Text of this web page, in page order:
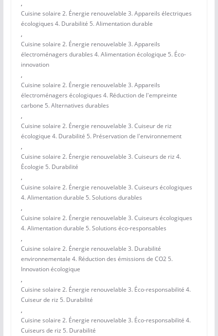
,
Cuisine solaire 2. Énergie renouvelable 3. Appareils électriques
écologiques 4. Durabilité 5. Alimentation durable
,
Cuisine solaire 2. Énergie renouvelable 3. Appareils
électroménagers durables 4. Alimentation écologique 5. Éco-
innovation
,
Cuisine solaire 2. Énergie renouvelable 3. Appareils
électroménagers écologiques 4. Réduction de l'empreinte
carbone 5. Alternatives durables
,
Cuisine solaire 2. Énergie renouvelable 3. Cuiseur de riz
écologique 4. Durabilité 5. Préservation de l'environnement
,
Cuisine solaire 2. Énergie renouvelable 3. Cuiseurs de riz 4.
Écologie 5. Durabilité
,
Cuisine solaire 2. Énergie renouvelable 3. Cuiseurs écologiques
4. Alimentation durable 5. Solutions durables
,
Cuisine solaire 2. Énergie renouvelable 3. Cuiseurs écologiques
4. Alimentation durable 5. Solutions éco-responsables
,
Cuisine solaire 2. Énergie renouvelable 3. Durabilité
environnementale 4. Réduction des émissions de CO2 5.
Innovation écologique
,
Cuisine solaire 2. Énergie renouvelable 3. Éco-responsabilité 4.
Cuiseur de riz 5. Durabilité
,
Cuisine solaire 2. Énergie renouvelable 3. Éco-responsabilité 4.
Cuiseurs de riz 5. Durabilité